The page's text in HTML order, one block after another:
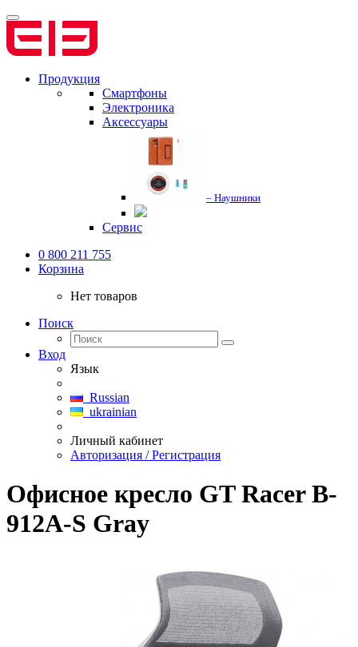
Продукция
Смартфоны
Электроника
Аксессуары
– Наушники
Сервис
0 800 211 755
Корзина
Нет товаров
Поиск
Вход
Язык
Russian
ukrainian
Личный кабинет
Авторизация / Регистрация
Офисное кресло GT Racer B-
912A-S Gray